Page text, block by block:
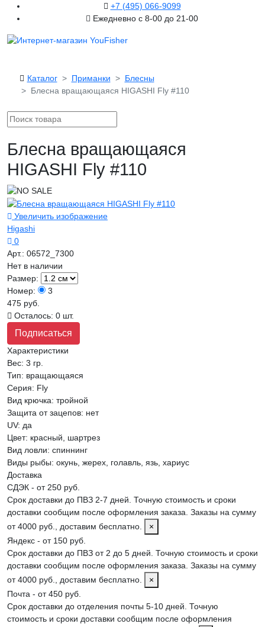
+7 (495) 066-9099
Ежедневно с 8-00 до 21-00
Каталог Приманки
Блесны
Блесна вращающаяся HIGASHI Fly #110
Блесна вращающаяся
HIGASHI Fly #110
Увеличить изображение
Higashi
0
Арт.: 06572_7300
Нет в наличии
Размер:
Номер:
3
475 руб.
Осталось: 0 шт.
Подписаться
Характеристики
Вес: 3 гр.
Тип: вращающаяся
Серия: Fly
Вид крючка: тройной
Защита от зацепов: нет
UV: да
Цвет: красный, шартрез
Вид ловли: спиннинг
Виды рыбы: окунь, жерех, голавль, язь, хариус
Доставка
СДЭК - от 250 руб.
Срок доставки до ПВЗ 2-7 дней. Точную стоимость и сроки
доставки сообщим после оформления заказа. Заказы на сумму
от 4000 руб., доставим бесплатно.
×
Яндекс - от 150 руб.
Срок доставки до ПВЗ от 2 до 5 дней. Точную стоимость и сроки
доставки сообщим после оформления заказа. Заказы на сумму
от 4000 руб., доставим бесплатно.
×
Почта - от 450 руб.
Срок доставки до отделения почты 5-10 дней. Точную
стоимость и сроки доставки сообщим после оформления